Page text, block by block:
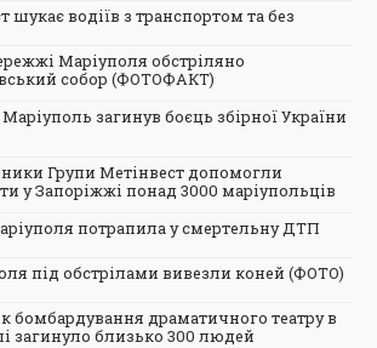
шукає водіїв з транспортом та без
Маріуполя обстріляно
собор (ФОТОФАКТ)
загинув боєць збірної України
Групи Метінвест допомогли
у Запоріжжі понад 3000 маріупольців
потрапила у смертельну ДТП
під обстрілами вивезли коней (ФОТО)
бомбардування драматичного театру в
загинуло близько 300 людей